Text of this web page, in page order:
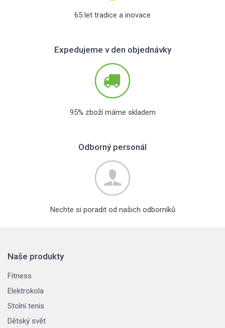
65 let tradice a inovace
Expedujeme v den objednávky
95% zboží máme skladem
Odborný personál
Nechte si poradit od našich odborníků
Naše produkty
Fitness
Elektrokola
Stolní tenis
Dětský svět